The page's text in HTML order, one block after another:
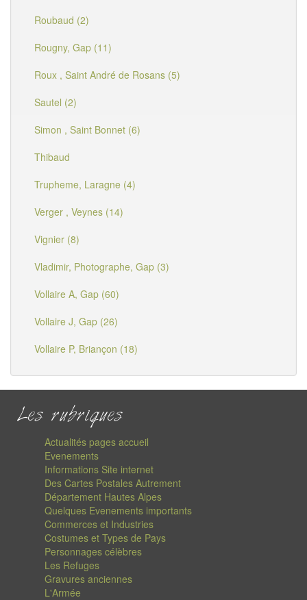
Roubaud (2)
Rougny, Gap (11)
Roux , Saint André de Rosans (5)
Sautel (2)
Simon , Saint Bonnet (6)
Thibaud
Trupheme, Laragne (4)
Verger , Veynes (14)
Vignier (8)
Vladimir, Photographe, Gap (3)
Vollaire A, Gap (60)
Vollaire J, Gap (26)
Vollaire P, Briançon (18)
Les rubriques
Actualités pages accueil
Evenements
Informations Site internet
Des Cartes Postales Autrement
Département Hautes Alpes
Quelques Evenements importants
Commerces et Industries
Costumes et Types de Pays
Personnages célèbres
Les Refuges
Gravures anciennes
L'Armée